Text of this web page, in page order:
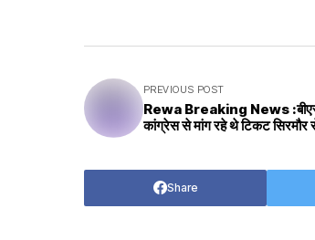
PREVIOUS POST
Rewa Breaking News
कांग्रेस से मांग रहे थे टिकट सिरमौर
Share